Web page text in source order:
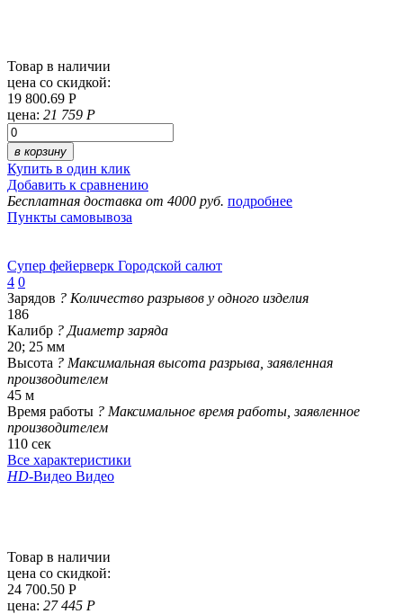
Товар в наличии
цена со скидкой:
19 800.69 Р
цена: 21 759 Р
в корзину
Купить в один клик
Добавить к сравнению
Бесплатная доставка от 4000 руб. подробнее
Пункты самовывоза
Супер фейерверк Городской салют
4 0
Зарядов ? Количество разрывов у одного изделия
186
Калибр ? Диаметр заряда
20; 25 мм
Высота ? Максимальная высота разрыва, заявленная
производителем
45 м
Время работы ? Максимальное время работы, заявленное
производителем
110 сек
Все характеристики
HD-Видео Видео
Товар в наличии
цена со скидкой:
24 700.50 Р
цена: 27 445 Р